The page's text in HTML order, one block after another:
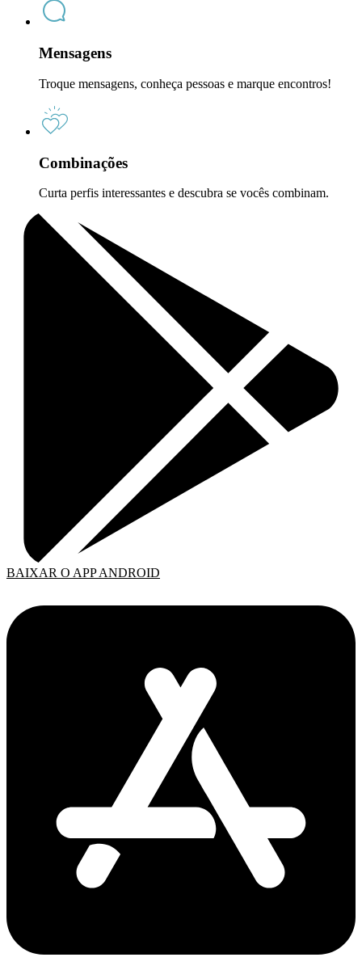
Mensagens
Troque mensagens, conheça pessoas e marque encontros!
Combinações
Curta perfis interessantes e descubra se vocês combinam.
BAIXAR O APP ANDROID